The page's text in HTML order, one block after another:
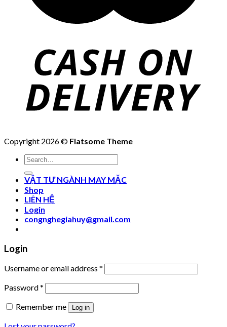
Copyright 2026 © Flatsome Theme
Search
for:
VẬT TƯ NGÀNH MAY MẶC
Shop
LIÊN HỆ
Login
congnghegiahuy@gmail.com
Login
Username or email address *
Password*
Remember me
Log in